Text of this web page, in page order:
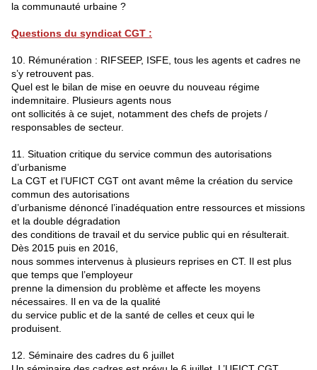
la communauté urbaine ?
Questions du syndicat CGT :
10. Rémunération : RIFSEEP, ISFE, tous les agents et cadres ne
s’y retrouvent pas.
Quel est le bilan de mise en oeuvre du nouveau régime
indemnitaire. Plusieurs agents nous
ont sollicités à ce sujet, notamment des chefs de projets /
responsables de secteur.
11. Situation critique du service commun des autorisations
d’urbanisme
La CGT et l’UFICT CGT ont avant même la création du service
commun des autorisations
d’urbanisme dénoncé l’inadéquation entre ressources et missions
et la double dégradation
des conditions de travail et du service public qui en résulterait.
Dès 2015 puis en 2016,
nous sommes intervenus à plusieurs reprises en CT. Il est plus
que temps que l’employeur
prenne la dimension du problème et affecte les moyens
nécessaires. Il en va de la qualité
du service public et de la santé de celles et ceux qui le
produisent.
12. Séminaire des cadres du 6 juillet